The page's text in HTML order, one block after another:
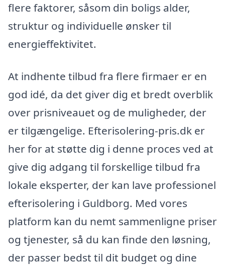
flere faktorer, såsom din boligs alder,
struktur og individuelle ønsker til
energieffektivitet.
At indhente tilbud fra flere firmaer er en
god idé, da det giver dig et bredt overblik
over prisniveauet og de muligheder, der
er tilgængelige. Efterisolering-pris.dk er
her for at støtte dig i denne proces ved at
give dig adgang til forskellige tilbud fra
lokale eksperter, der kan lave professionel
efterisolering i Guldborg. Med vores
platform kan du nemt sammenligne priser
og tjenester, så du kan finde den løsning,
der passer bedst til dit budget og dine